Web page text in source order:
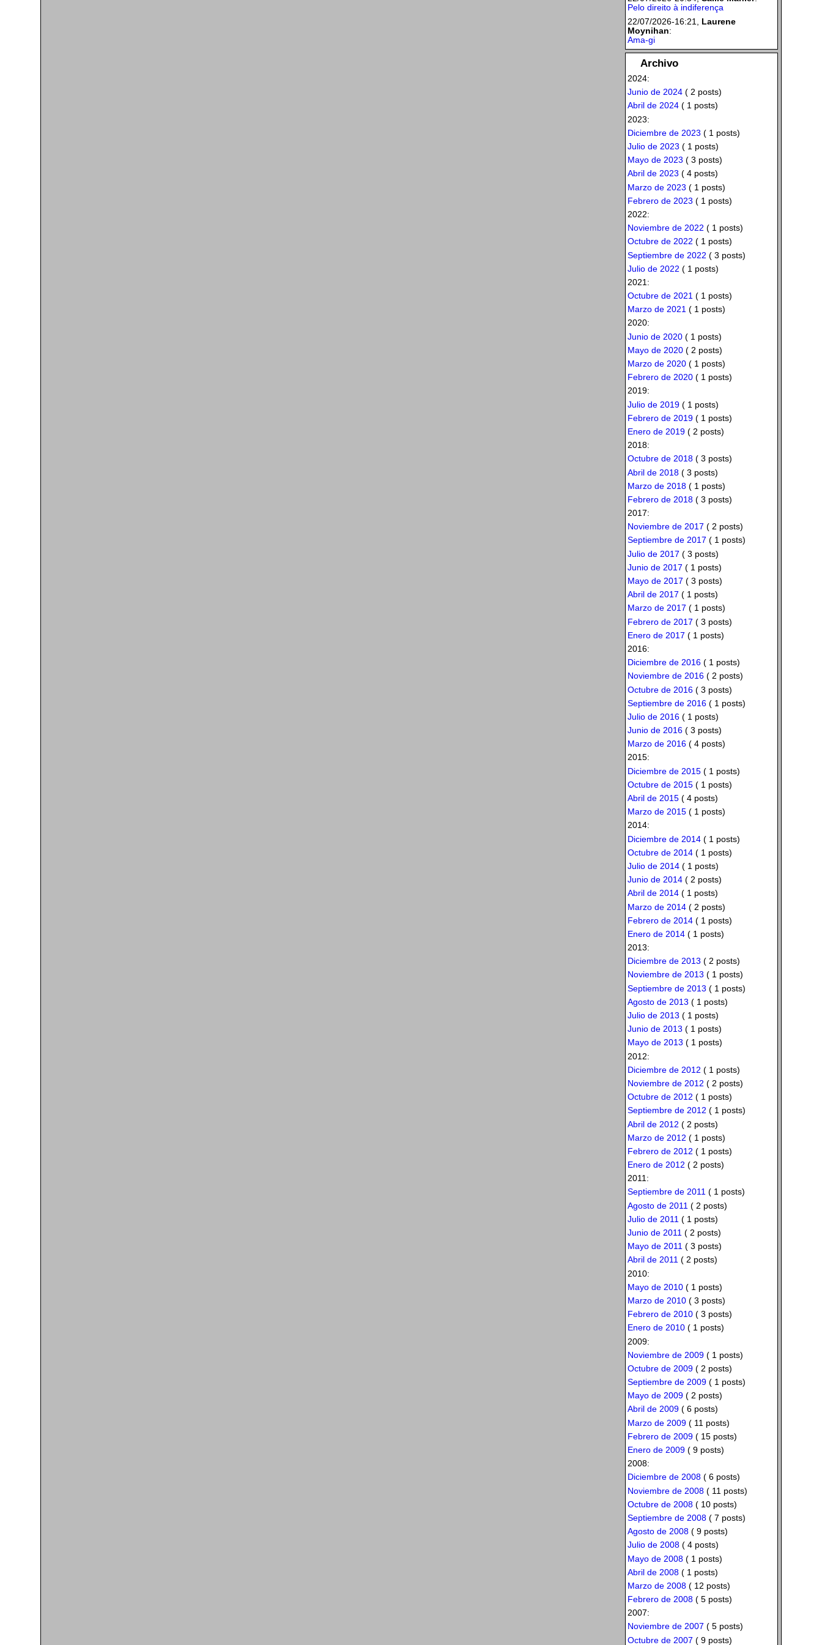
Pelo direito à indiferença
22/07/2026-16:21, Laurene
Moynihan:
Ama-gi
Archivo
2024:
Junio de 2024( 2 posts)
Abril de 2024( 1 posts)
2023:
Diciembre de 2023 ( 1 posts)
Julio de 2023 ( 1 posts)
Mayo de 2023 ( 3 posts)
Abril de 2023 ( 4 posts)
Marzo de 2023 ( 1 posts)
Febrero de 2023 ( 1 posts)
2022:
Noviembre de 2022 ( 1 posts)
Octubre de 2022 ( 1 posts)
Septiembre de 2022 ( 3 posts)
Julio de 2022 ( 1 posts)
2021:
Octubre de 2021 ( 1 posts)
Marzo de 2021( 1 posts)
2020:
Junio de 2020( 1 posts)
Mayo de 2020( 2 posts)
Marzo de 2020( 1 posts)
Febrero de 2020( 1 posts)
2019:
Julio de 2019( 1 posts)
Febrero de 2019( 1 posts)
Enero de 2019( 2 posts)
2018:
Octubre de 2018( 3 posts)
Abril de 2018( 3 posts)
Marzo de 2018( 1 posts)
Febrero de 2018( 3 posts)
2017:
Noviembre de 2017 ( 2 posts)
Septiembre de 2017 ( 1 posts)
Julio de 2017 ( 3 posts)
Junio de 2017 ( 1 posts)
Mayo de 2017 ( 3 posts)
Abril de 2017 ( 1 posts)
Marzo de 2017 ( 1 posts)
Febrero de 2017 ( 3 posts)
Enero de 2017 ( 1 posts)
2016:
Diciembre de 2016( 1 posts)
Noviembre de 2016( 2 posts)
Octubre de 2016( 3 posts)
Septiembre de 2016( 1 posts)
Julio de 2016( 1 posts)
Junio de 2016( 3 posts)
Marzo de 2016( 4 posts)
2015:
Diciembre de 2015( 1 posts)
Octubre de 2015( 1 posts)
Abril de 2015( 4 posts)
Marzo de 2015( 1 posts)
2014:
Diciembre de 2014( 1 posts)
Octubre de 2014( 1 posts)
Julio de 2014( 1 posts)
Junio de 2014( 2 posts)
Abril de 2014( 1 posts)
Marzo de 2014( 2 posts)
Febrero de 2014( 1 posts)
Enero de 2014( 1 posts)
2013:
Diciembre de 2013 ( 2 posts)
Noviembre de 2013 ( 1 posts)
Septiembre de 2013 ( 1 posts)
Agosto de 2013 ( 1 posts)
Julio de 2013 ( 1 posts)
Junio de 2013 ( 1 posts)
Mayo de 2013 ( 1 posts)
2012:
Diciembre de 2012 ( 1 posts)
Noviembre de 2012 ( 2 posts)
Octubre de 2012 ( 1 posts)
Septiembre de 2012 ( 1 posts)
Abril de 2012 ( 2 posts)
Marzo de 2012 ( 1 posts)
Febrero de 2012 ( 1 posts)
Enero de 2012 ( 2 posts)
2011:
Septiembre de 2011( 1 posts)
Agosto de 2011 ( 2 posts)
Julio de 2011 ( 1 posts)
Junio de 2011 ( 2 posts)
Mayo de 2011 ( 3 posts)
Abril de 2011( 2 posts)
2010:
Mayo de 2010( 1 posts)
Marzo de 2010( 3 posts)
Febrero de 2010( 3 posts)
Enero de 2010( 1 posts)
2009:
Noviembre de 2009( 1 posts)
Octubre de 2009( 2 posts)
Septiembre de 2009( 1 posts)
Mayo de 2009( 2 posts)
Abril de 2009( 6 posts)
Marzo de 2009( 11 posts)
Febrero de 2009( 15 posts)
Enero de 2009( 9 posts)
2008:
Diciembre de 2008( 6 posts)
Noviembre de 2008( 11 posts)
Octubre de 2008( 10 posts)
Septiembre de 2008( 7 posts)
Agosto de 2008( 9 posts)
Julio de 2008( 4 posts)
Mayo de 2008( 1 posts)
Abril de 2008( 1 posts)
Marzo de 2008( 12 posts)
Febrero de 2008( 5 posts)
2007:
Noviembre de 2007 ( 5 posts)
Octubre de 2007 ( 9 posts)